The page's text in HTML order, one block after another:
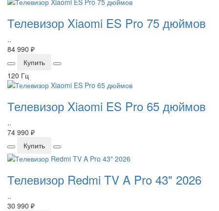
Телевизор Xiaomi ES Pro 75 дюймов
..
84 990 ₽
Купить
120 Гц
Телевизор Xiaomi ES Pro 65 дюймов
..
74 990 ₽
Купить
Телевизор Redmi TV A Pro 43" 2026
..
30 990 ₽